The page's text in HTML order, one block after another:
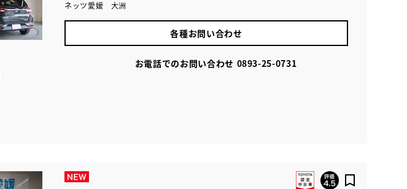
ネッツ愛媛 大洲
各種お問い合わせ
お電話でのお問い合わせ 0893-25-0731